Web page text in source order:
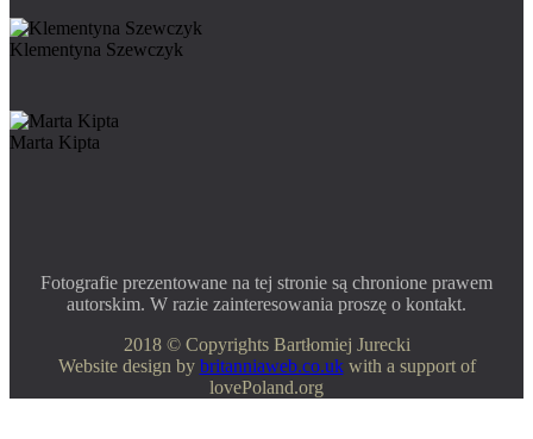
Klementyna Szewczyk
Marta Kipta
Fotografie prezentowane na tej stronie są chronione prawem
autorskim. W razie zainteresowania proszę o kontakt.
2018 © Copyrights Bartłomiej Jurecki
Website design by britanniaweb.co.ukwith a support of
lovePoland.org